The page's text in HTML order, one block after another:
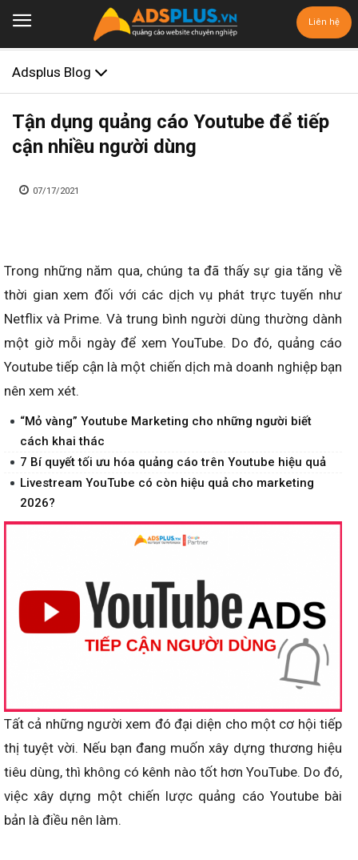
Liên hệ
Adsplus Blog
Tận dụng quảng cáo Youtube để tiếp
cận nhiều người dùng
07/17/2021
Trong những năm qua, chúng ta đã thấy sự gia tăng về
thời gian xem đối với các dịch vụ phát trực tuyến như
Netflix và Prime. Và trung bình người dùng thường dành
một giờ mỗi ngày để xem YouTube. Do đó, quảng cáo
Youtube tiếp cận là một chiến dịch mà doanh nghiệp bạn
nên xem xét.
“Mỏ vàng” Youtube Marketing cho những người biết
cách khai thác
7 Bí quyết tối ưu hóa quảng cáo trên Youtube hiệu quả
Livestream YouTube có còn hiệu quả cho marketing
2026?
Tất cả những người xem đó đại diện cho một cơ hội tiếp
thị tuyệt vời. Nếu bạn đang muốn xây dựng thương hiệu
tiêu dùng, thì không có kênh nào tốt hơn YouTube. Do đó,
việc xây dựng một chiến lược quảng cáo Youtube bài
bản là điều nên làm.